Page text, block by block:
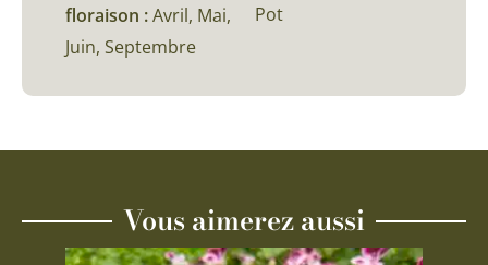
floraison :Avril, Mai,
Juin, Septembre
Pot
Vous aimerez aussi